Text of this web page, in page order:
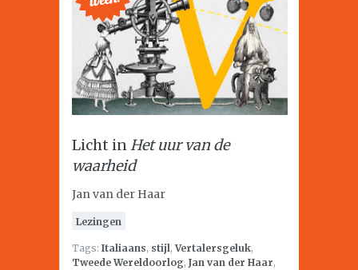
Licht inHet uur van de
waarheid
Jan van der Haar
Lezingen
Tags: Italiaans, stijl,Vertalersgeluk,
Tweede Wereldoorlog, Jan van der Haar,